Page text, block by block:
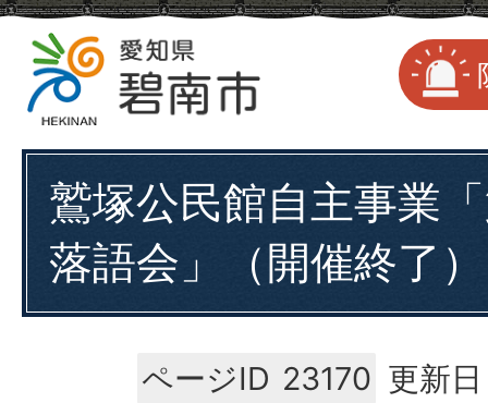
鷲塚公民館自主事業
落語会」（開催終了）
ページID 23170 更新